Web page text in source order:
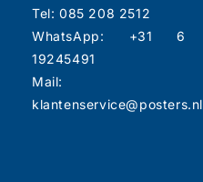
Tel: 085 208 2512
WhatsApp: +31 6
19245491
Mail:
klantenservice@posters.nl